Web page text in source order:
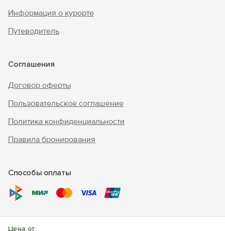
Цена от:
Информация о курорте
Путеводитель
Соглашения
Договор оферты
Пользовательское соглашение
Политика конфиденциальности
Правила бронирования
Способы оплаты
© 2010 - 2026 "В Крым - инфо"